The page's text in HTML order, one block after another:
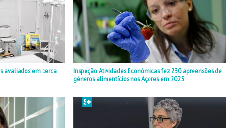
avaliados em cerca
Inspeção Atividades Económicas fez 230 apreensões de
géneros alimentícios nos Açores em 2025